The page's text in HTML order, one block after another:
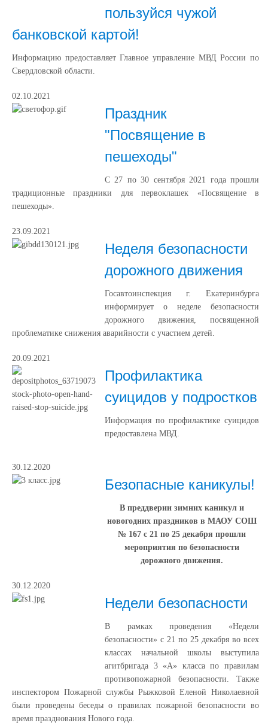
пользуйся чужой
банковской картой!
Информацию предоставляет Главное управление МВД России по
Свердловской области.
02.10.2021
Праздник
"Посвящение в
пешеходы"
С 27 по 30 сентября 2021 года прошли
традиционные праздники для первоклашек «Посвящение в
пешеходы».
23.09.2021
Неделя безопасности
дорожного движения
Госавтоинспекция г. Екатеринбурга
информирует о неделе безопасности
дорожного движения, посвященной
проблематике снижения аварийности с участием детей.
20.09.2021
Профилактика
суицидов у подростков
Информация по профилактике суицидов
предоставлена МВД.
30.12.2020
Безопасные каникулы!
В преддверии зимних каникул и
новогодних праздников в МАОУ СОШ
№ 167 с 21 по 25 декабря прошли
мероприятия по безопасности
дорожного движения.
30.12.2020
Недели безопасности
В рамках проведения «Недели
безопасности» с 21 по 25 декабря во всех
классах начальной школы выступила
агитбригада 3 «А» класса по правилам
противопожарной безопасности. Также
инспектором Пожарной службы Рыжковой Еленой Николаевной
были проведены беседы о правилах пожарной безопасности во
время празднования Нового года.